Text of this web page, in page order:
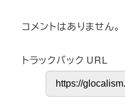
コメントはありません。
トラックバック URL